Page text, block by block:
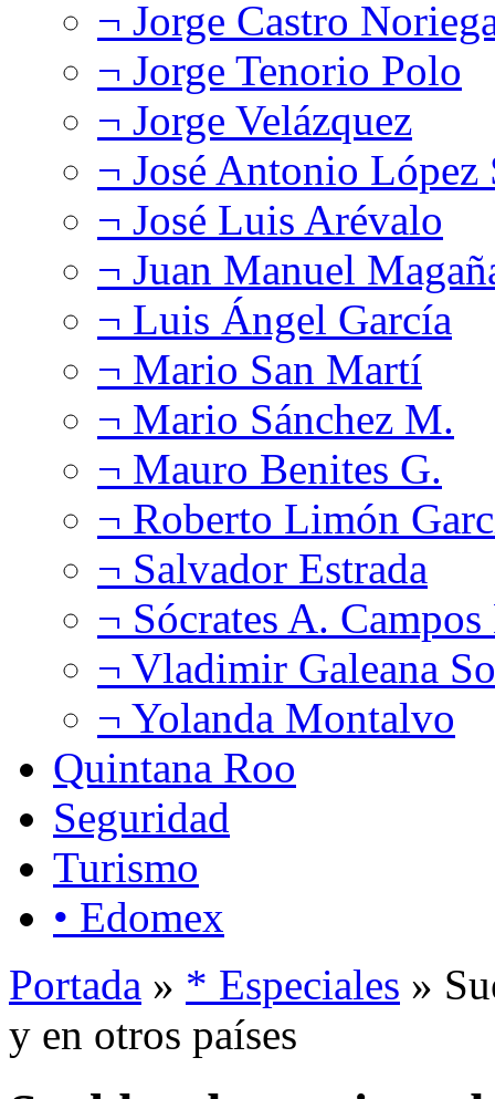
¬ Jorge Castro
¬ Jorge Tenorio Polo
¬ Jorge Velázquez
¬ José Antonio López
¬ José Luis Arévalo
¬ Juan Manuel
¬ Luis Ángel García
¬ Mario San Martí
¬ Mario Sánchez M.
¬ Mauro Benites G.
¬ Roberto Limón
¬ Salvador Estrada
¬ Sócrates A.
¬ Vladimir Galeana
¬ Yolanda Montalvo
Quintana Roo
Seguridad
Turismo
• Edomex
Portada » * Especiales »
y en otros países